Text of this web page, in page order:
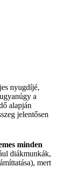
nyugdíjé,
a
alapján
jelentősen
minden
diákmunkák,
mert